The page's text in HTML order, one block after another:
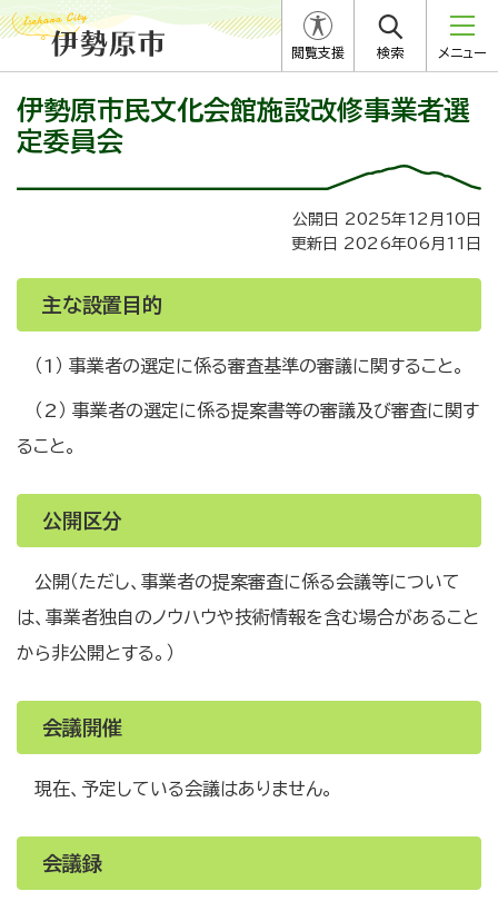
閲覧支援 検索 メニュー
伊勢原市民文化会館施設改修事業者選
定委員会
公開日 2025年12月10日
更新日 2026年06月11日
主な設置目的
（1） 事業者の選定に係る審査基準の審議に関すること。
（2） 事業者の選定に係る提案書等の審議及び審査に関す
ること。
公開区分
公開（ただし、事業者の提案審査に係る会議等について
は、事業者独自のノウハウや技術情報を含む場合があること
から非公開とする。）
会議開催
現在、予定している会議はありません。
会議録